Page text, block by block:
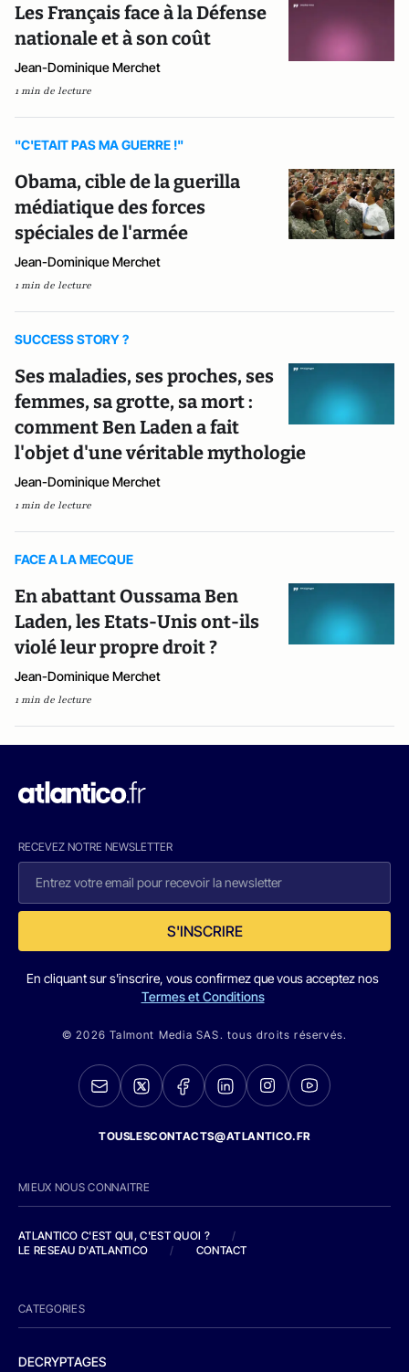
Les Français face à la Défense
nationale et à son coût
Jean-Dominique Merchet
1 min de lecture
"C'ETAIT PAS MA GUERRE !"
Obama, cible de la guerilla
médiatique des forces
spéciales de l'armée
Jean-Dominique Merchet
1 min de lecture
SUCCESS STORY ?
Ses maladies, ses proches, ses
femmes, sa grotte, sa mort :
comment Ben Laden a fait
l'objet d'une véritable mythologie
Jean-Dominique Merchet
1 min de lecture
FACE A LA MECQUE
En abattant Oussama Ben
Laden, les Etats-Unis ont-ils
violé leur propre droit ?
Jean-Dominique Merchet
1 min de lecture
RECEVEZ NOTRE NEWSLETTER
S'INSCRIRE
En cliquant sur s'inscrire, vous confirmez que vous acceptez nos
Termes et Conditions
© 2026 Talmont Media SAS. tous droits réservés.
TOUSLESCONTACTS@ATLANTICO.FR
MIEUX NOUS CONNAITRE
ATLANTICO C'EST QUI, C'EST QUOI ?
/
LE RESEAU D'ATLANTICO
/ CONTACT
CATEGORIES
DECRYPTAGES